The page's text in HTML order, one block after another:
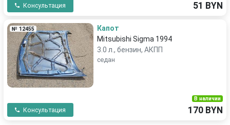
Консультация 51 BYN
№ 12455
Капот
Mitsubishi Sigma 1994
3.0 л., бензин, АКПП
седан
Консультация
В наличии
170 BYN